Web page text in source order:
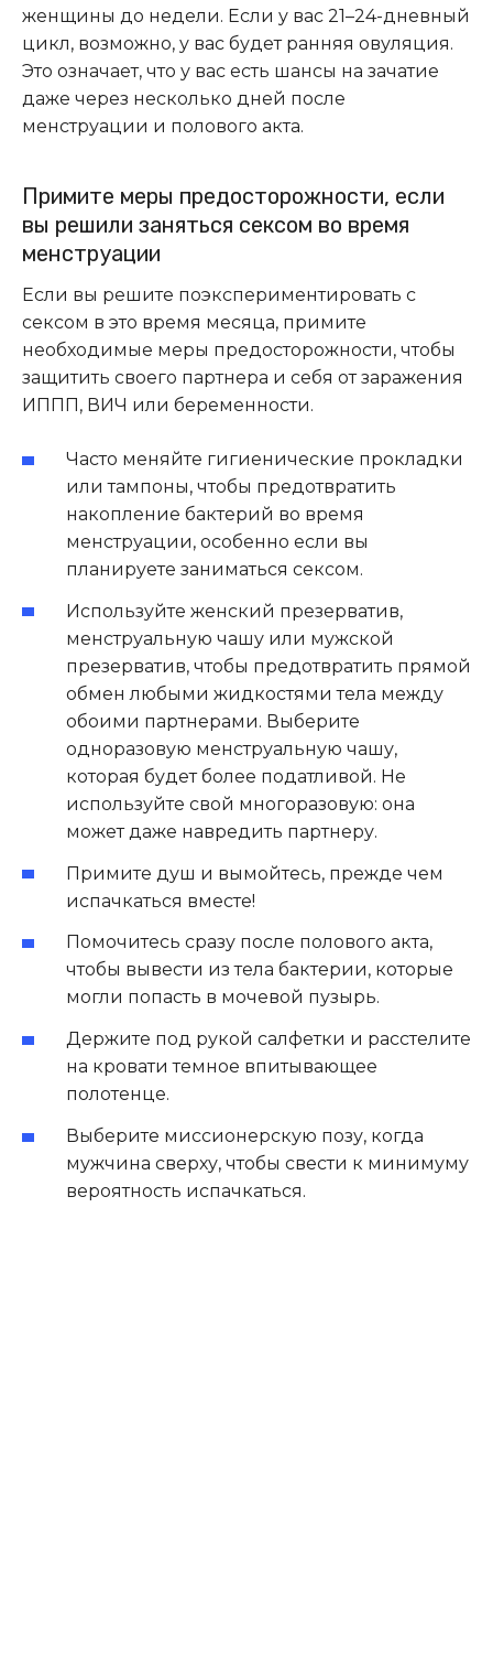
женщины до недели. Если у вас 21–24-дневный
цикл, возможно, у вас будет ранняя овуляция.
Это означает, что у вас есть шансы на зачатие
даже через несколько дней после
менструации и полового акта.
Примите меры предосторожности, если
вы решили заняться сексом во время
менструации
Если вы решите поэкспериментировать с
сексом в это время месяца, примите
необходимые меры предосторожности, чтобы
защитить своего партнера и себя от заражения
ИППП, ВИЧ или беременности.
Часто меняйте гигиенические прокладки
или тампоны, чтобы предотвратить
накопление бактерий во время
менструации, особенно если вы
планируете заниматься сексом.
Используйте женский презерватив,
менструальную чашу или мужской
презерватив, чтобы предотвратить прямой
обмен любыми жидкостями тела между
обоими партнерами. Выберите
одноразовую менструальную чашу,
которая будет более податливой. Не
используйте свой многоразовую: она
может даже навредить партнеру.
Примите душ и вымойтесь, прежде чем
испачкаться вместе!
Помочитесь сразу после полового акта,
чтобы вывести из тела бактерии, которые
могли попасть в мочевой пузырь.
Держите под рукой салфетки и расстелите
на кровати темное впитывающее
полотенце.
Выберите миссионерскую позу, когда
мужчина сверху, чтобы свести к минимуму
вероятность испачкаться.